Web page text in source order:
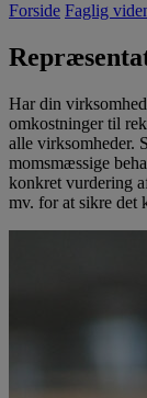
Forside Faglig
Har din
omkostninger til
alle virksomheder.
momsmæssige
konkret vurdering
mv. for at sikre det